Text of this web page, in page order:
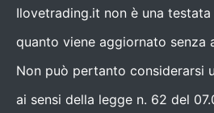
Ilovetrading.it non è una
quanto viene aggiornato senza
Non può pertanto considerarsi
ai sensi della legge n. 62 del